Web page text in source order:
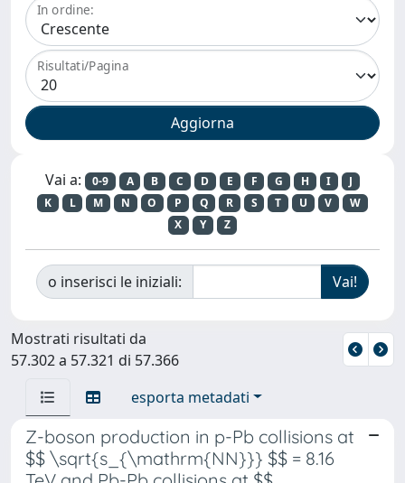
In ordine:
Risultati/Pagina
Vai a: 0-9 A B C D E F G H I
J
K
L M N O P Q R S T U V
W
X
Y Z
o inserisci le iniziali:
Mostrati risultati da
57.302 a 57.321 di 57.366
esporta metadati
Z-boson production in p-Pb collisions at
$$ \sqrt{s_{\mathrm{NN}}} $$ = 8.16